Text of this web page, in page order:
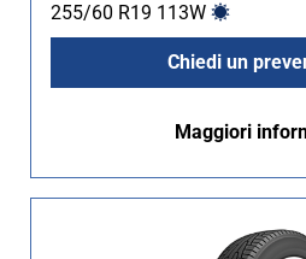
255/60 R19 113W
Chiedi un
Maggiori